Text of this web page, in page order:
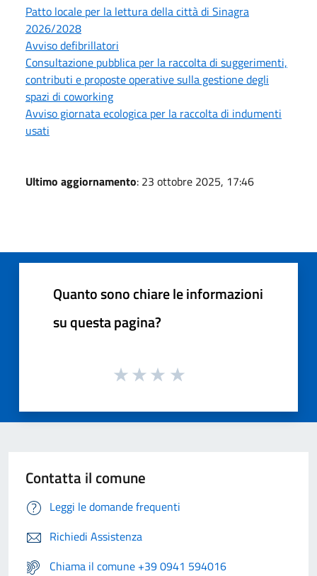
Patto locale per la lettura della città di Sinagra
2026/2028
Avviso defibrillatori
Consultazione pubblica per la raccolta di suggerimenti,
contributi e proposte operative sulla gestione degli
spazi di coworking
Avviso giornata ecologica per la raccolta di indumenti
usati
Ultimo aggiornamento: 23 ottobre 2025, 17:46
Quanto sono chiare le informazioni
su questa pagina?
Contatta il comune
Leggi le domande frequenti
Richiedi Assistenza
Chiama il comune +39 0941 594016